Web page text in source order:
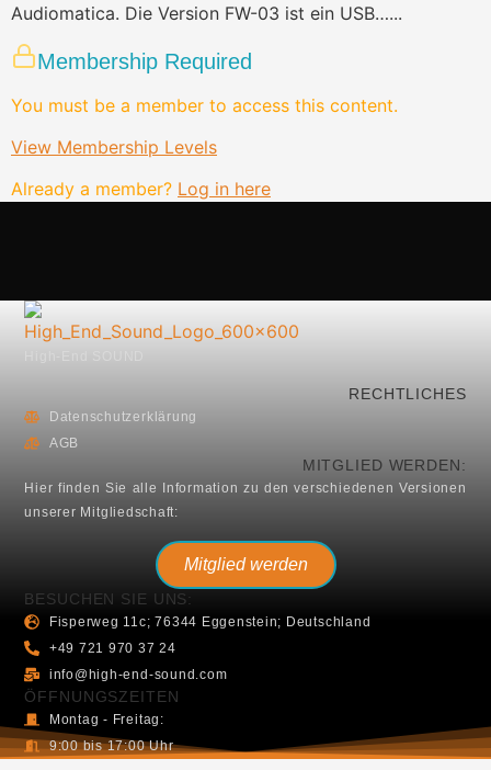
Audiomatica. Die Version FW-03 ist ein USB…...
Membership Required
You must be a member to access this content.
View Membership Levels
Already a member? Log in here
RECHTLICHES
Datenschutzerklärung
AGB
MITGLIED WERDEN:
Hier finden Sie alle Information zu den verschiedenen Versionen
unserer Mitgliedschaft:
Mitglied werden
BESUCHEN SIE UNS:
Fisperweg 11c; 76344 Eggenstein; Deutschland
+49 721 970 37 24
info@high-end-sound.com
ÖFFNUNGSZEITEN
Montag - Freitag:
9:00 bis 17:00 Uhr